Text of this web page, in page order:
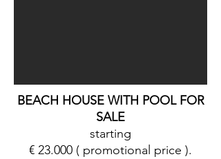
BEACH HOUSE WITH POOL FOR
SALE
starting
€ 23.000 ( promotional price ).